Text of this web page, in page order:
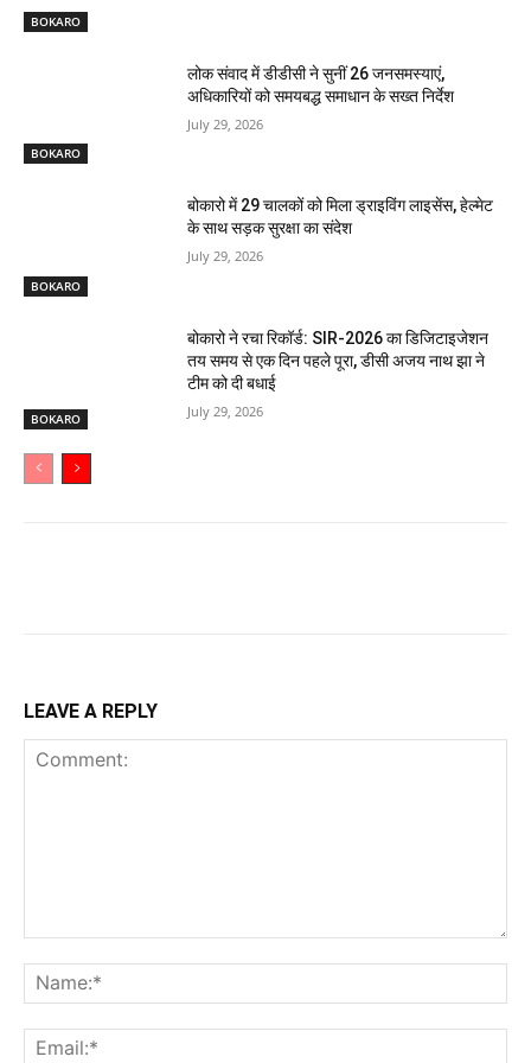
BOKARO
BOKARO
लोक संवाद में डीडीसी ने सुनीं 26 जनसमस्याएं,
अधिकारियों को समयबद्ध समाधान के सख्त निर्देश
July 29, 2026
BOKARO
बोकारो में 29 चालकों को मिला ड्राइविंग लाइसेंस, हेल्मेट
के साथ सड़क सुरक्षा का संदेश
July 29, 2026
BOKARO
बोकारो ने रचा रिकॉर्ड: SIR-2026 का डिजिटाइजेशन
तय समय से एक दिन पहले पूरा, डीसी अजय नाथ झा ने
टीम को दी बधाई
July 29, 2026
LEAVE A REPLY